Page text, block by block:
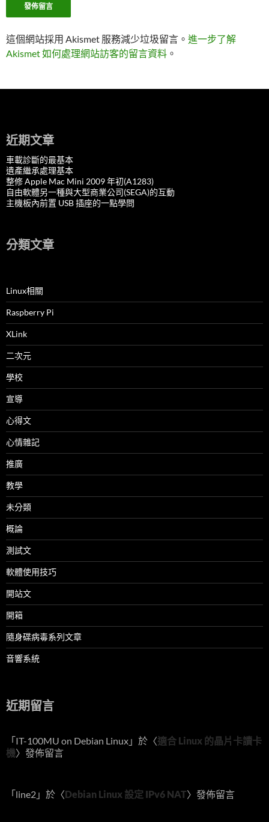
這個網站採用 Akismet 服務減少垃圾留言。 進一步了解
Akismet 如何處理網站訪客的留言資料 。
近期文章
車載診斷的最基本
遺產繼承處理基本
整修 Apple Mac Mini 2009 年初(A1283)
自由軟體另一種與大型商業公司(SEGA)的互動
主機板內前置 USB 插座的一點學問
分類文章
Linux相關
Raspberry Pi
XLink
二次元
學校
宣導
心得文
心情雜記
推廣
教學
未分類
概論
測試文
軟體使用技巧
開站文
開箱
隨身碟病毒系列文章
音響系統
近期留言
「 IT-100MU on Debian Linux 」於〈適合 Linux 的晶片卡讀卡
機〉發佈留言
「 line2 」於〈Debian Linux 設定 IPv6 NAT〉發佈留言